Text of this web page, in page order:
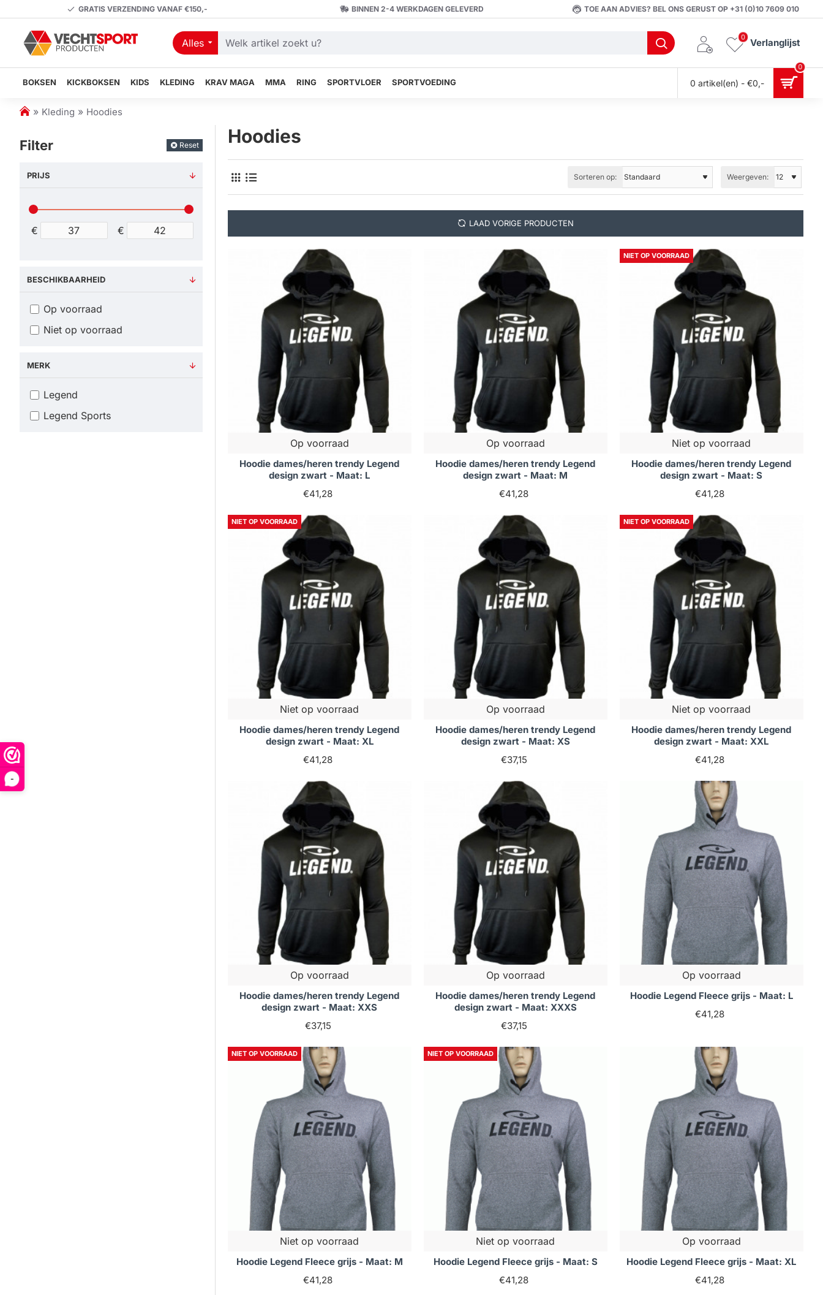
-
GRATIS VERZENDING VANAF €150,- BINNEN 2-4 WERKDAGEN GELEVERD TOE AAN ADVIES? BEL ONS GERUST OP +31 (0)10 7609 010
Alles
Welk
zoekt
Verlanglijst
0
BOKSEN KICKBOKSEN KIDS KLEDING KRAV MAGA MMA RING SPORTVLOER SPORTVOEDING 0 artikel(en) - €0,-
0
h
m
e
Kleding Hoodies
Filter Reset
PRIJS
€ €
BESCHIKBAARHEID
Op voorraad
Niet op voorraad
MERK
Legend
Legend Sports
Hoodies
Sorteren op: Weergeven:
LAAD VORIGE PRODUCTEN
Op voorraad
Hoodie dames/heren trendy Legend
design zwart - Maat: L
€41,28
Op voorraad
Hoodie dames/heren trendy Legend
design zwart - Maat: M
€41,28
NIET OP VOORRAAD
Niet op voorraad
Hoodie dames/heren trendy Legend
design zwart - Maat: S
€41,28
NIET OP VOORRAAD
Niet op voorraad
Hoodie dames/heren trendy Legend
design zwart - Maat: XL
€41,28
Op voorraad
Hoodie dames/heren trendy Legend
design zwart - Maat: XS
€37,15
NIET OP VOORRAAD
Niet op voorraad
Hoodie dames/heren trendy Legend
design zwart - Maat: XXL
€41,28
Op voorraad
Hoodie dames/heren trendy Legend
design zwart - Maat: XXS
€37,15
Op voorraad
Hoodie dames/heren trendy Legend
design zwart - Maat: XXXS
€37,15
Op voorraad
Hoodie Legend Fleece grijs - Maat: L
€41,28
NIET OP VOORRAAD
Niet op voorraad
Hoodie Legend Fleece grijs - Maat: M
€41,28
NIET OP VOORRAAD
Niet op voorraad
Hoodie Legend Fleece grijs - Maat: S
€41,28
Op voorraad
Hoodie Legend Fleece grijs - Maat: XL
€41,28